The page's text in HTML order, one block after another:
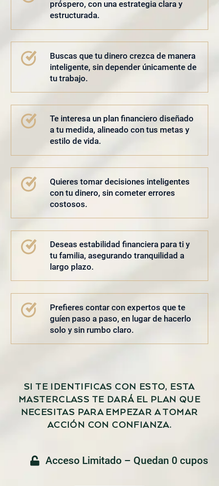
próspero, con una estrategia clara y
estructurada.
Buscas que tu dinero crezca de manera
inteligente, sin depender únicamente de
tu trabajo.
Te interesa un plan financiero diseñado
a tu medida, alineado con tus metas y
estilo de vida.
Quieres tomar decisiones inteligentes
con tu dinero, sin cometer errores
costosos.
Deseas estabilidad financiera para ti y
tu familia, asegurando tranquilidad a
largo plazo.
Prefieres contar con expertos que te
guíen paso a paso, en lugar de hacerlo
solo y sin rumbo claro.
SI TE IDENTIFICAS CON ESTO, ESTA
MASTERCLASS TE DARÁ EL PLAN QUE
NECESITAS PARA EMPEZAR A TOMAR
ACCIÓN CON CONFIANZA.
Acceso Limitado – Quedan 0 cupos